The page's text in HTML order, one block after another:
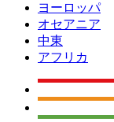
ヨーロッパ
オセアニア
中東
アフリカ